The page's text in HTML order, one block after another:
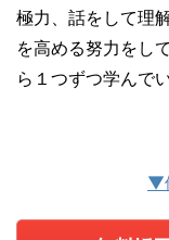
極力、話をして理
を高める努力をし
ら１つずつ学んで
▼